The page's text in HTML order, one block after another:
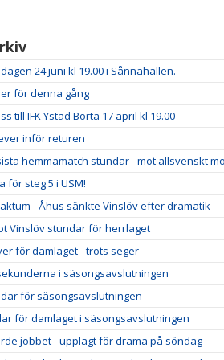
24 juni kl 19.00 i Sånnahallen.
för denna gång
till IFK Ystad Borta 17 april kl 19.00
inför returen
hemmamatch stundar - mot allsvenskt
för steg 5 i USM!
- Åhus sänkte Vinslöv efter dramatik
Vinslöv stundar för herrlaget
för damlaget - trots seger
i säsongsavslutningen
för säsongsavslutningen
för damlaget i säsongsavslutningen
jobbet - upplagt för drama på söndag